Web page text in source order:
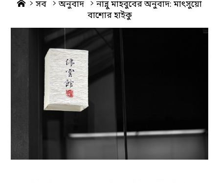
Home
সব অনুবাদ
নান্নু মাহবুবের অনুবাদ: মাৎসুয়ো
বাশোর হাইকু